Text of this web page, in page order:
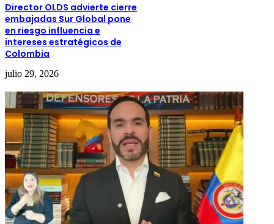
Director OLDS advierte cierre
embajadas Sur Global pone
en riesgo influencia e
intereses estratégicos de
Colombia
julio 29, 2026